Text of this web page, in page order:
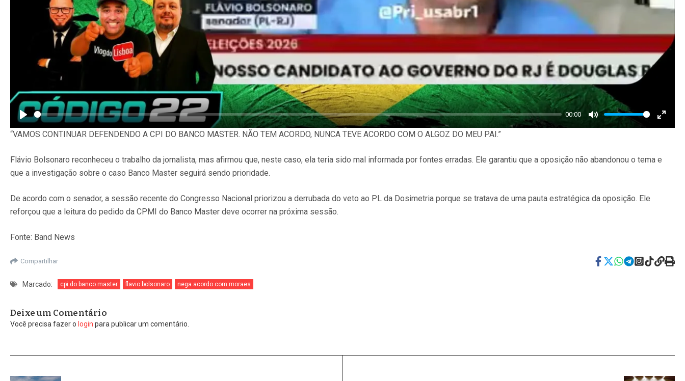
Play
00:00
Mute
Enter
“VAMOS CONTINUAR DEFENDENDO A CPI DO BANCO MASTER. NÃO TEM ACORDO, NUNCA TEVE ACORDO COM O ALGOZ DO MEU PAI.”
Flávio Bolsonaro reconheceu o trabalho da jornalista, mas afirmou que, neste caso, ela teria sido mal informada por fontes erradas. Ele garantiu que a oposição não abandonou o tema e
que a investigação sobre o caso Banco Master seguirá sendo prioridade.
De acordo com o senador, a sessão recente do Congresso Nacional priorizou a derrubada do veto ao PL da Dosimetria porque se tratava de uma pauta estratégica da oposição. Ele
reforçou que a leitura do pedido da CPMI do Banco Master deve ocorrer na próxima sessão.
Fonte: Band News
Compartilhar
Marcado: cpi do banco master flavio bolsonaro nega acordo com moraes
Deixe um Comentário
Você precisa fazer o login para publicar um comentário.